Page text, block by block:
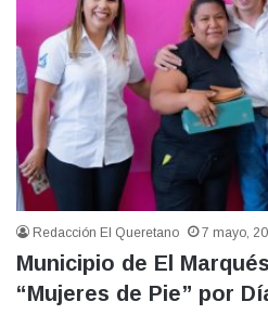
Redacción El Queretano 7 mayo,
Municipio de El
“Mujeres de Pie” por